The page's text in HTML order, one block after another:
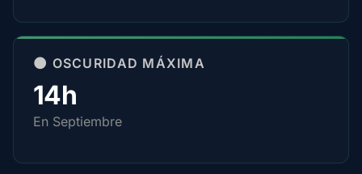
🌑 OSCURIDAD MÁXIMA
14h
En Septiembre